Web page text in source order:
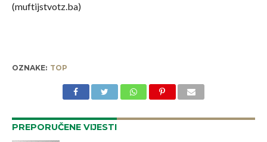
(muftijstvotz.ba)
OZNAKE: TOP
PREPORUČENE VIJESTI